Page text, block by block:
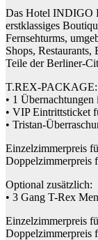
Das Hotel INDIGO
erstklassiges
Fernsehturms,
Shops,
Teile der Berliner-
T.REX-PACKAGE:
• 1
• VIP Eintrittsticket
• Tristan-
Einzelzimmerpreis
Doppelzimmerpreis
Optional zusätzlich:
• 3 Gang T-Rex
Einzelzimmerpreis
Doppelzimmerpreis